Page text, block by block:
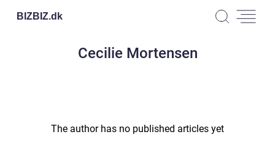
BIZBIZ.dk
Cecilie Mortensen
The author has no published articles yet